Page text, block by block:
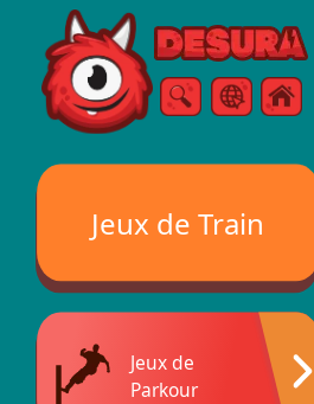
Free Online Games
ChercherMenu
Jeux de Train
Jeux de
Parkour